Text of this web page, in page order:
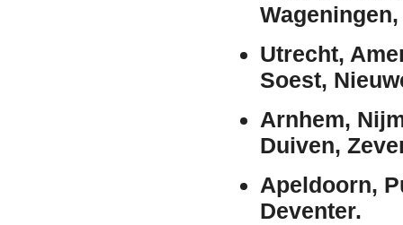
Utrecht,
Soest,
Arnhem,
Duiven,
Apeldoorn,
Deventer.